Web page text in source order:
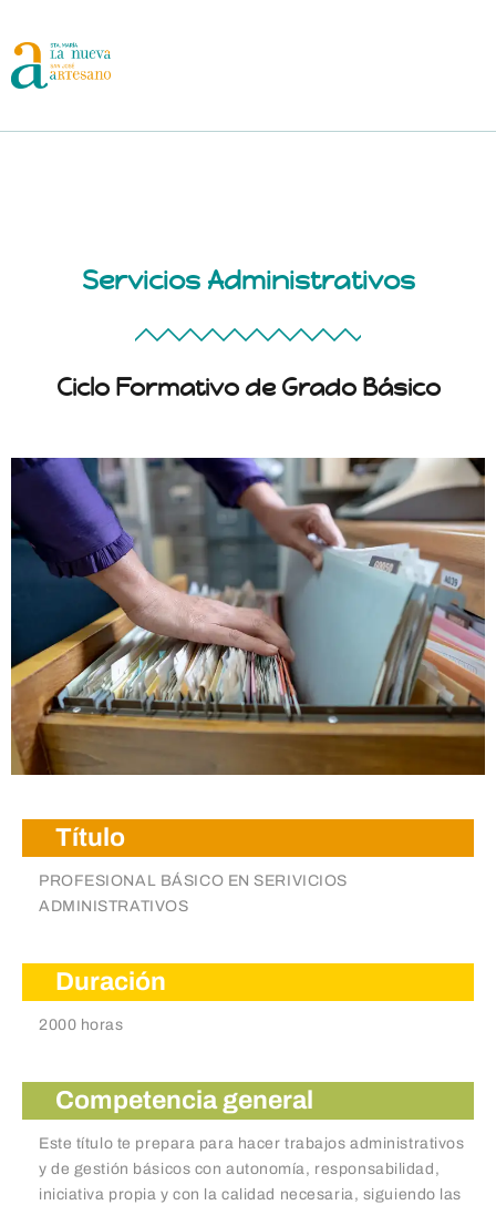
Schedule
Pages
News
Speakers
Visit
Servicios Administrativos
Ciclo Formativo de Grado Básico
Título
PROFESIONAL BÁSICO EN SERIVICIOS
ADMINISTRATIVOS
Duración
2000 horas
Competencia general
Este título te prepara para hacer trabajos administrativos
y de gestión básicos con autonomía, responsabilidad,
iniciativa propia y con la calidad necesaria, siguiendo las